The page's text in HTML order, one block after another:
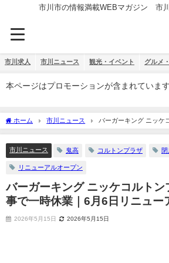
市川市の情報満載WEBマガジン 市
市川求人 市川ニュース 観光・イベント グルメ
本ページはプロモーションが含まれています
ホーム 市川ニュース
バーガーキング ニッケ
一時休業｜6月6日リニューアルオープン予定
市川ニュース 鬼高 コルトンプラザ 閉
リニューアルオープン
バーガーキング ニッケコルトン
事で一時休業｜6月6日リニュー
2026年5月15日 2026年5月15日